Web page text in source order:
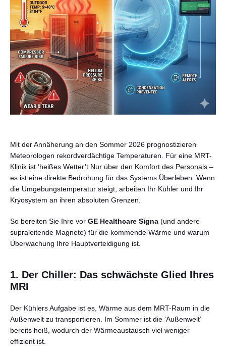
Deutsch
Mit der Annäherung an den Sommer 2026 prognostizieren
Meteorologen rekordverdächtige Temperaturen. Für eine MRT-
Klinik ist ‘heißes Wetter’t Nur über den Komfort des Personals –
es ist eine direkte Bedrohung für das Systems Überleben. Wenn
die Umgebungstemperatur steigt, arbeiten Ihr Kühler und Ihr
Kryosystem an ihren absoluten Grenzen.
So bereiten Sie Ihre vor GE Healthcare Signa (und andere
supraleitende Magnete) für die kommende Wärme und warum
Überwachung Ihre Hauptverteidigung ist.
1. Der Chiller: Das schwächste Glied Ihres
MRI
Der Kühlers Aufgabe ist es, Wärme aus dem MRT-Raum in die
Außenwelt zu transportieren. Im Sommer ist die ‘Außenwelt’
bereits heiß, wodurch der Wärmeaustausch viel weniger
effizient ist.